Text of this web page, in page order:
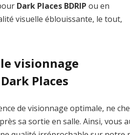
Dark Places BDRIP ou en
visuelle éblouissante, le tout,
visionnage
Places
de visionnage optimale, ne
sa sortie en salle. Ainsi, vous